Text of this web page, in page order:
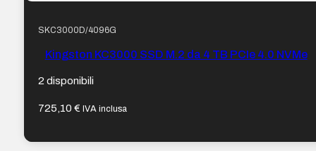
SKC3000D/4096G
Kingston KC3000 SSD M.2 da 4 TB PCIe 4.0 NVMe
2 disponibili
725,10€ IVA inclusa